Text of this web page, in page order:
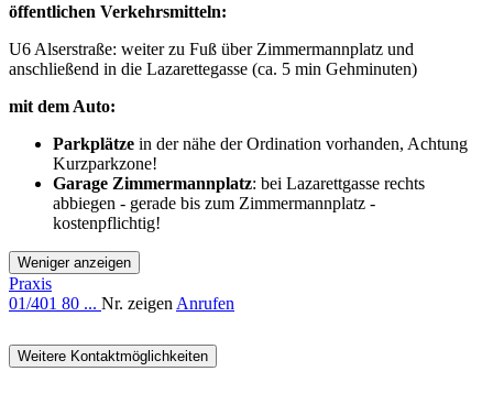
öffentlichen Verkehrsmitteln:
U6 Alserstraße: weiter zu Fuß über Zimmermannplatz und
anschließend in die Lazarettegasse (ca. 5 min Gehminuten)
mit dem Auto:
Parkplätze in der nähe der Ordination vorhanden, Achtung
Kurzparkzone!
Garage Zimmermannplatz: bei Lazarettgasse rechts
abbiegen - gerade bis zum Zimmermannplatz -
kostenpflichtig!
Weniger anzeigen
Praxis
01/401 80 ... Nr. zeigen Anrufen
Weitere Kontaktmöglichkeiten